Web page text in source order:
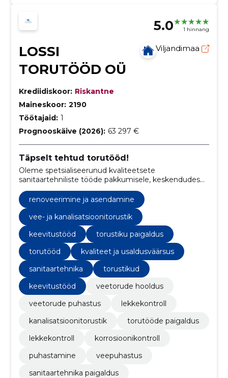
5.0 1 hinnang
LOSSI
TORUTÖÖD OÜ
Viljandimaa
Krediidiskoor: Riskantne
Maineskoor: 2190
Töötajaid: 1
Prognooskäive (2026): 63 297 €
Täpselt tehtud torutööd!
Oleme spetsialiseerunud kvaliteetsete
sanitaartehniliste tööde pakkumisele, keskendudes
vee-, kütte- ja kanalisatsioonisüsteemide
paigaldamisele. Meie kogenud meeskond tagab
professionaalse lähenemise, tagades teie kodu või
ettevõtte tõhusa sanitaarlahenduse.
renoveerimine ja asendamine
vee- ja kanalisatsioonitorustik
keevitustööd
torustiku paigaldus
torutööd
kvaliteet ja usaldusväärsus
sanitaartehnika
torustikud
keevitustööd
veetorude hooldus
veetorude puhastus
lekkekontroll
kanalisatsioonitorustik
torutööde paigaldus
lekkekontroll
korrosioonikontroll
puhastamine
veepuhastus
sanitaartehnika paigaldus